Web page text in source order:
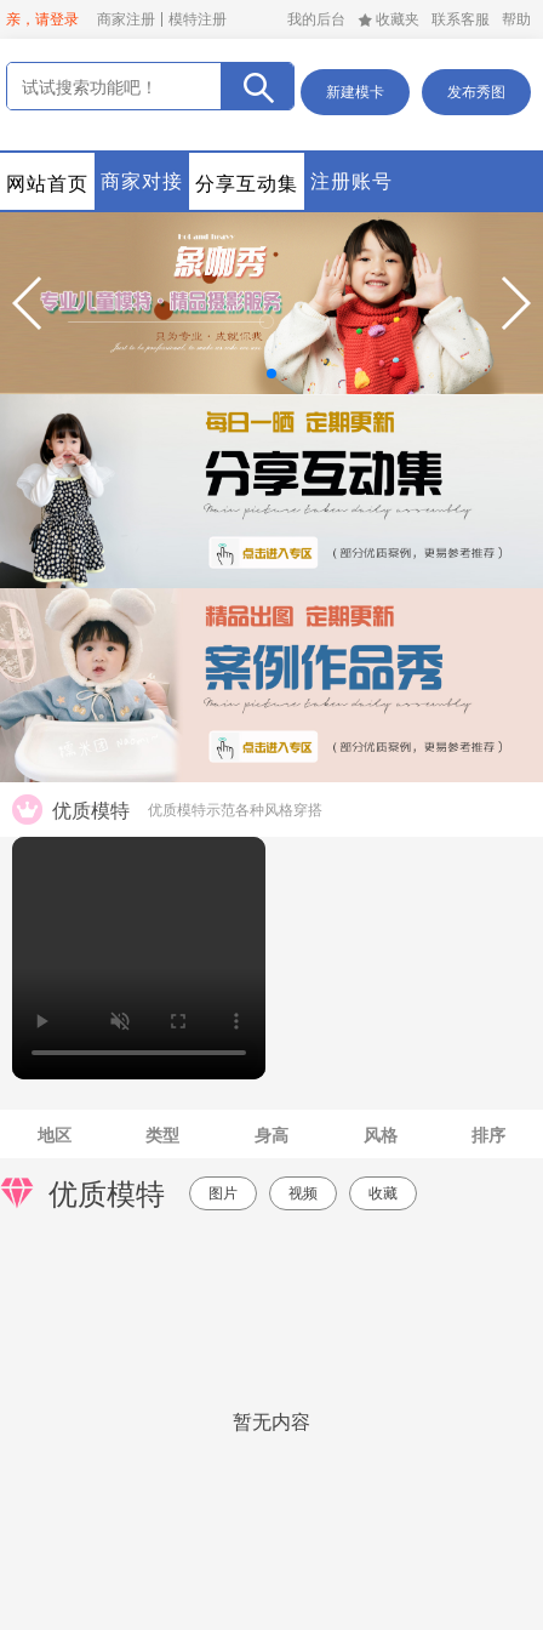
亲，请登录 商家注册 模特注册 我的后台 收藏夹 联系客服 帮助
新建模卡 发布秀图
网站首页 商家对接 分享互动集 注册账号
优质模特 优质模特示范各种风格穿搭
地区 类型 身高 风格 排序
优质模特 图片 视频 收藏
暂无内容